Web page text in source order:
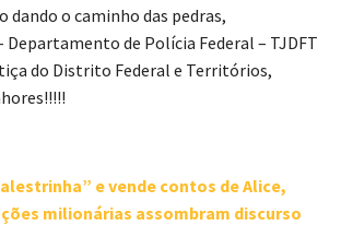
dando o caminho das pedras,
de Polícia Federal – TJDFT
do Distrito Federal e Territórios,
e vende contos de Alice,
milionárias assombram discurso